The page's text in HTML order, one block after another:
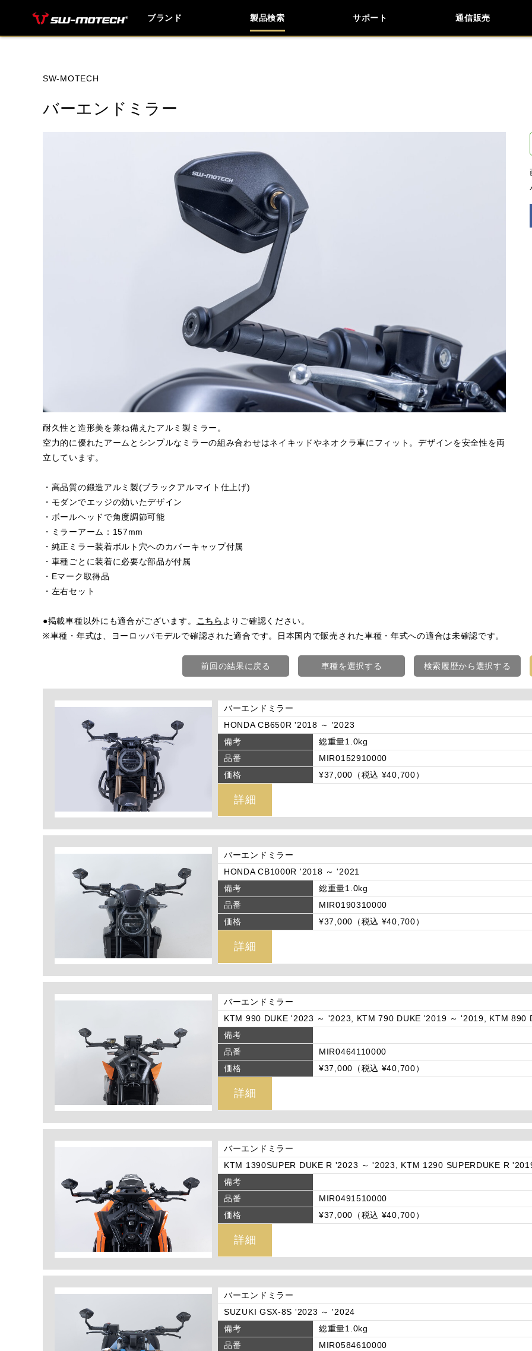
ブランド 製品検索 サポート
お問い合わせ
よくあるご質問
通信販売
KAWASAKI BMW DUCATI KTM
SW-MOTECH
バーエンドミラー
耐久性と造形美を兼ね備えたアルミ製ミラー。
空力的に優れたアームとシンプルなミラーの組み合わせはネイキッドやネオクラ車にフィット。デザインを安全性を両
立しています。
・高品質の鍛造アルミ製(ブラックアルマイト仕上げ)
・モダンでエッジの効いたデザイン
・ボールヘッドで角度調節可能
・ミラーアーム：157mm
・純正ミラー装着ボルト穴へのカバーキャップ付属
・車種ごとに装着に必要な部品が付属
・Eマーク取得品
・左右セット
●掲載車種以外にも適合がございます。 こちら よりご確認ください。
※車種・年式は、ヨーロッパモデルで確認された適合です。日本国内で販売された車種・年式への適合は未確認です。
前回の結果に戻る 車種を選択する 検索履歴から選択する
バーエンドミラー
HONDA CB650R '2018 ～ '2023
備考
総重量1.0kg
品番
MIR0152910000
価格
¥37,000（税込 ¥40,700）
詳細
バーエンドミラー
HONDA CB1000R '2018 ～ '2021
備考
総重量1.0kg
品番
MIR0190310000
価格
¥37,000（税込 ¥40,700）
詳細
バーエンドミラー
KTM 990 DUKE '2023 ～ '2023, KTM 790 DUKE '2019 ～ '2019, KTM 890
備考
品番
MIR0464110000
価格
¥37,000（税込 ¥40,700）
詳細
バーエンドミラー
KTM 1390SUPER DUKE R '2023 ～ '2023, KTM 1290 SUPERDUKE R
備考
品番
MIR0491510000
価格
¥37,000（税込 ¥40,700）
詳細
バーエンドミラー
SUZUKI GSX-8S '2023 ～ '2024
備考
総重量1.0kg
品番
MIR0584610000